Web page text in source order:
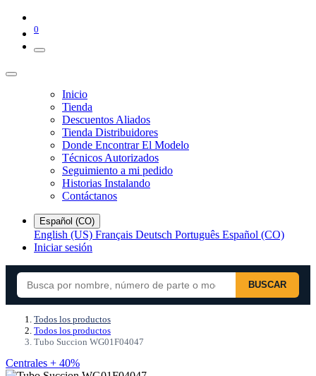
0
Inicio
Tienda
Descuentos Aliados
Tienda Distribuidores
Donde Encontrar El Modelo
Técnicos Autorizados
Seguimiento a mi pedido
Historias Instalando
Contáctanos
Español (CO)
English (US) Français Deutsch Português Español (CO)
Iniciar sesión
BUSCAR
Todos los productos
Todos los productos
Tubo Succion WG01F04047
Centrales + 40%